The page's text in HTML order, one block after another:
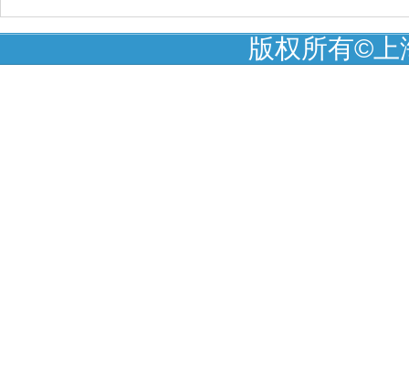
版权所有©上